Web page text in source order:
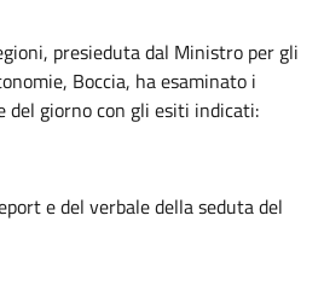
presieduta dal Ministro per gli
Boccia, ha esaminato i
del giorno con gli esiti indicati:
e del verbale della seduta del